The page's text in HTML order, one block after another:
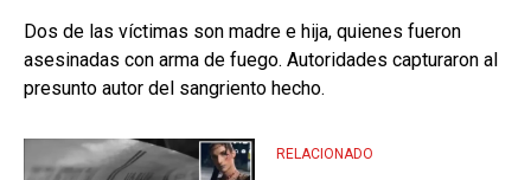
Dos de las víctimas son madre e hija, quienes fueron
asesinadas con arma de fuego. Autoridades capturaron al
presunto autor del sangriento hecho.
RELACIONADO